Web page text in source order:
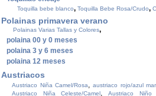
Toquilla bebe blanco, Toquilla Bebe Rosa/Crudo,
Polainas primavera verano
Polainas Varias Tallas y Colores,
polaina 00 y 0 meses
polaina 3 y 6 meses
polaina 12 meses
Austriacos
Austriaco Niña Camel/Rosa, austriaco rojo/azul
Austriaco Niña Celeste/Camel,Austriaco Niño